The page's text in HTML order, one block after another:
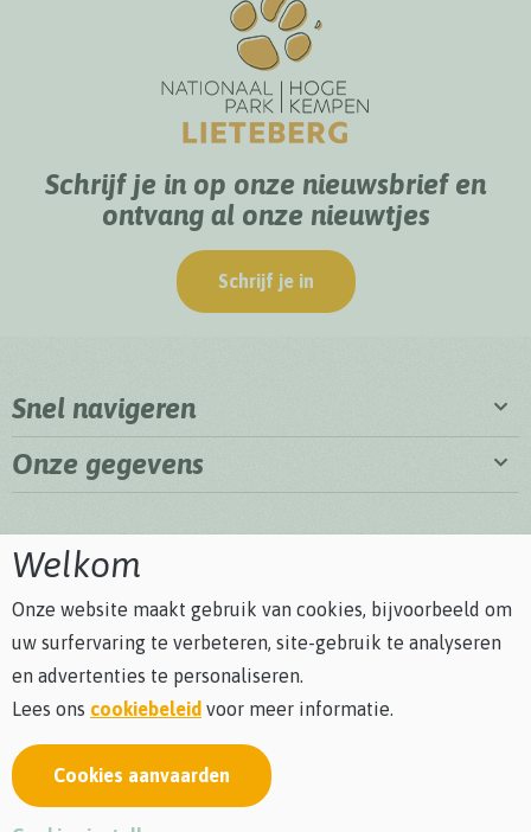
Schrijf je in op onze nieuwsbrief en
ontvang al onze nieuwtjes
Schrijf je in
Snel navigeren
Onze gegevens
Privacybeleid Cookiebeleid
Bezoekersreglement
Welkom
Onze website maakt gebruik van cookies, bijvoorbeeld om
uw surfervaring te verbeteren, site-gebruik te analyseren
en advertenties te personaliseren.
Lees ons cookiebeleid voor meer informatie.
Cookies aanvaarden